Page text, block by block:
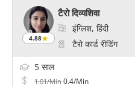
4.88
टैरो दिव्यशिवा
इंग्लिश, हिंदी
टैरो कार्ड रीडिंग
5 साल
1.01/Min 0.4/Min